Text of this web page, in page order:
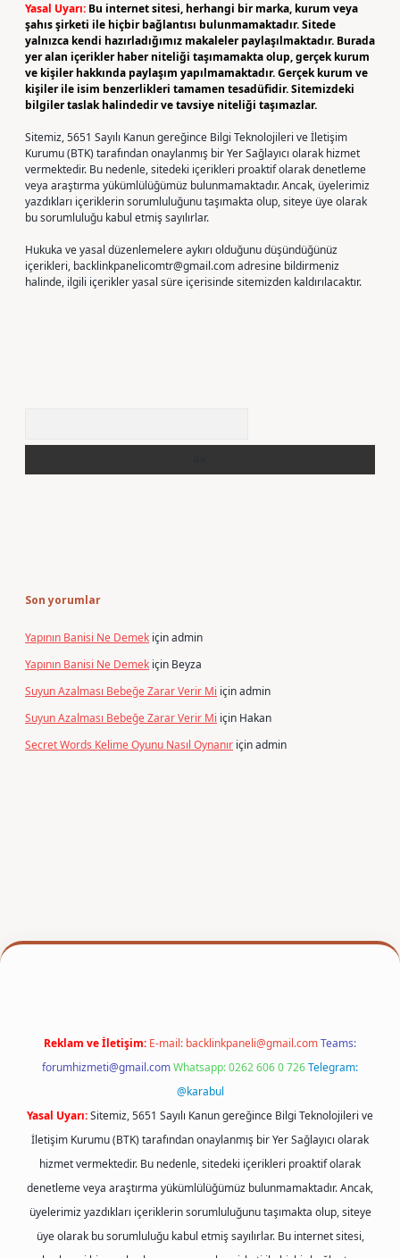
Yasal Uyarı: Bu internet sitesi, herhangi bir marka, kurum veya
şahıs şirketi ile hiçbir bağlantısı bulunmamaktadır. Sitede
yalnızca kendi hazırladığımız makaleler paylaşılmaktadır. Burada
yer alan içerikler haber niteliği taşımamakta olup, gerçek kurum
ve kişiler hakkında paylaşım yapılmamaktadır. Gerçek kurum ve
kişiler ile isim benzerlikleri tamamen tesadüfidir. Sitemizdeki
bilgiler taslak halindedir ve tavsiye niteliği taşımazlar.
Sitemiz, 5651 Sayılı Kanun gereğince Bilgi Teknolojileri ve İletişim
Kurumu (BTK) tarafından onaylanmış bir Yer Sağlayıcı olarak hizmet
vermektedir. Bu nedenle, sitedeki içerikleri proaktif olarak denetleme
veya araştırma yükümlülüğümüz bulunmamaktadır. Ancak, üyelerimiz
yazdıkları içeriklerin sorumluluğunu taşımakta olup, siteye üye olarak
bu sorumluluğu kabul etmiş sayılırlar.
Hukuka ve yasal düzenlemelere aykırı olduğunu düşündüğünüz
içerikleri, backlinkpanelicomtr@gmail.comadresine bildirmeniz
halinde, ilgili içerikler yasal süre içerisinde sitemizden kaldırılacaktır.
Son yorumlar
Yapının Banisi Ne Demek içinadmin
Yapının Banisi Ne Demek için Beyza
Suyun Azalması Bebeğe Zarar Verir Mi içinadmin
Suyun Azalması Bebeğe Zarar Verir Mi için Hakan
Secret Words Kelime Oyunu Nasıl Oynanır içinadmin
Reklam ve İletişim: E-mail: backlinkpaneli@gmail.comTeams:
forumhizmeti@gmail.comWhatsapp: 0262 606 0 726Telegram:
@karabul
Yasal Uyarı:Sitemiz, 5651 Sayılı Kanun gereğince Bilgi Teknolojileri ve
İletişim Kurumu (BTK) tarafından onaylanmış bir Yer Sağlayıcı olarak
hizmet vermektedir. Bu nedenle, sitedeki içerikleri proaktif olarak
denetleme veya araştırma yükümlülüğümüz bulunmamaktadır. Ancak,
üyelerimiz yazdıkları içeriklerin sorumluluğunu taşımakta olup, siteye
üye olarak bu sorumluluğu kabul etmiş sayılırlar. Bu internet sitesi,